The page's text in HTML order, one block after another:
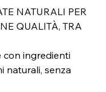
NATURALI PER
QUALITÀ, TRA
con ingredienti
naturali, senza